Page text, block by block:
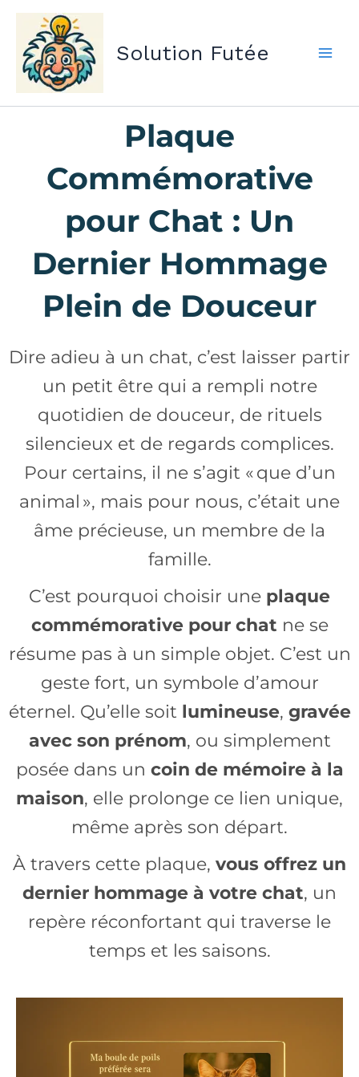
Aller
contenu
Solution Futée
Plaque
Commémorative
pour Chat : Un
Dernier Hommage
Plein de Douceur
Dire adieu à un chat, c’est laisser partir
un petit être qui a rempli notre
quotidien de douceur, de rituels
silencieux et de regards complices.
Pour certains, il ne s’agit « que d’un
animal », mais pour nous, c’était une
âme précieuse, un membre de la
famille.
C’est pourquoi choisir une plaque
commémorative pour chat ne se
résume pas à un simple objet. C’est un
geste fort, un symbole d’amour
éternel. Qu’elle soit lumineuse, gravée
avec son prénom, ou simplement
posée dans un coin de mémoire à la
maison, elle prolonge ce lien unique,
même après son départ.
À travers cette plaque, vous offrez un
dernier hommage à votre chat, un
repère réconfortant qui traverse le
temps et les saisons.